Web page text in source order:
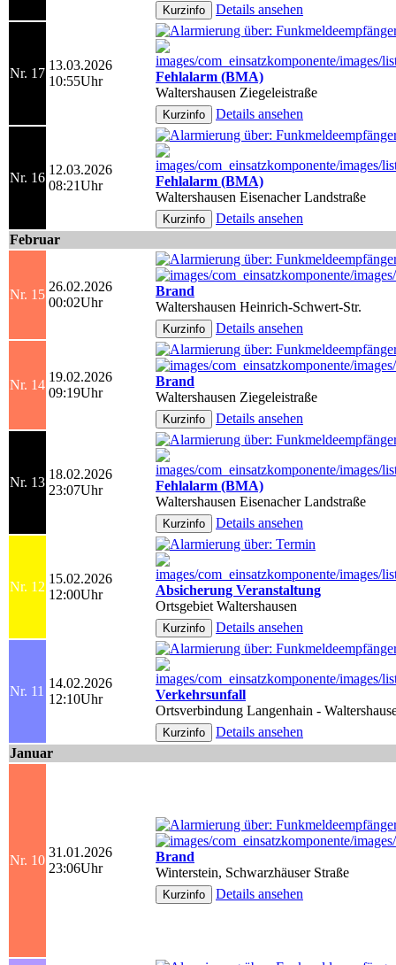
Details ansehen
Nr. 17
13.03.2026
10:55Uhr
Fehlalarm (BMA)
Waltershausen Ziegeleistraße
Details ansehen
Nr. 16
12.03.2026
08:21Uhr
Fehlalarm (BMA)
Waltershausen Eisenacher Landstraße
Details ansehen
Februar
Nr. 15
26.02.2026
00:02Uhr
Brand
Waltershausen Heinrich-Schwert-Str.
Details ansehen
Nr. 14
19.02.2026
09:19Uhr
Brand
Waltershausen Ziegeleistraße
Details ansehen
Nr. 13
18.02.2026
23:07Uhr
Fehlalarm (BMA)
Waltershausen Eisenacher Landstraße
Details ansehen
Nr. 12
15.02.2026
12:00Uhr
Absicherung Veranstaltung
Ortsgebiet Waltershausen
Details ansehen
Nr. 11
14.02.2026
12:10Uhr
Verkehrsunfall
Ortsverbindung Langenhain -
Details ansehen
Januar
Nr. 10
31.01.2026
23:06Uhr
Brand
Winterstein, Schwarzhäuser Straße
Details ansehen